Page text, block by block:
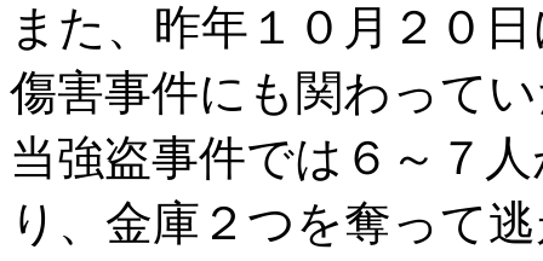
また、昨年１０月２０
傷害事件にも関わって
当強盗事件では６～７
り、金庫２つを奪って